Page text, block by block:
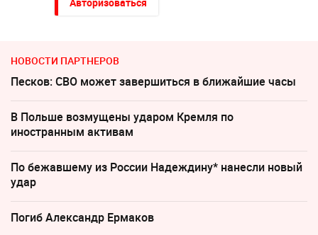
НОВОСТИ ПАРТНЕРОВ
Песков: СВО может завершиться в ближайшие часы
В Польше возмущены ударом Кремля по
иностранным активам
По бежавшему из России Надеждину* нанесли новый
удар
Погиб Александр Ермаков